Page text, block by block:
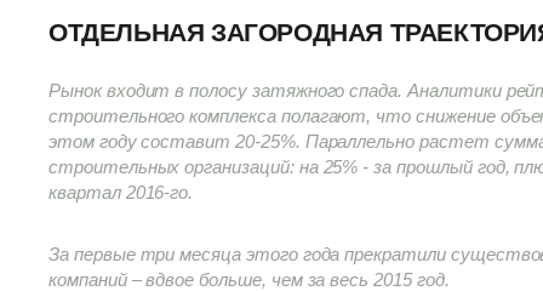
ОТДЕЛЬНАЯ ЗАГОРОДНАЯ
Рынок входит в полосу затяжного спада. Аналитики
строительного комплекса полагают, что снижение
этом году составит 20-25%. Параллельно растет
строительных организаций: на 25% - за прошлый год,
квартал 2016-го.
За первые три месяца этого года прекратили
компаний – вдвое больше, чем за весь 2015 год.